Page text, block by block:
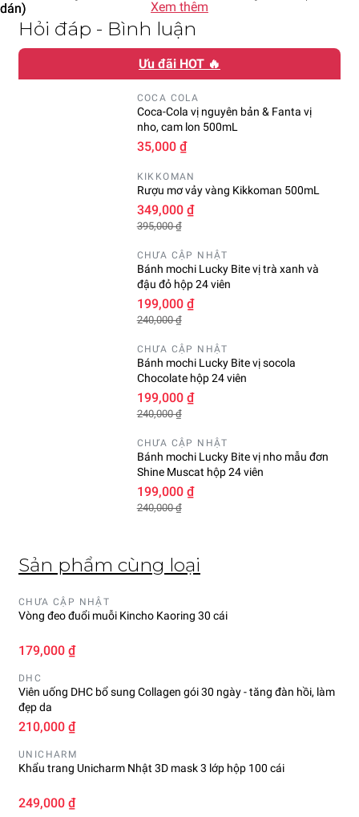
Xem thêm
Hỏi đáp - Bình luận
Ưu đãi HOT 🔥
COCA COLA
Coca-Cola vị nguyên bản & Fanta vị
nho, cam lon 500mL
35,000 ₫
KIKKOMAN
Rượu mơ vảy vàng Kikkoman 500mL
349,000 ₫
395,000 ₫
CHƯA CẬP NHẬT
Bánh mochi Lucky Bite vị trà xanh và
đậu đỏ hộp 24 viên
199,000 ₫
240,000 ₫
CHƯA CẬP NHẬT
Bánh mochi Lucky Bite vị socola
Chocolate hộp 24 viên
199,000 ₫
240,000 ₫
CHƯA CẬP NHẬT
Bánh mochi Lucky Bite vị nho mẫu đơn
Shine Muscat hộp 24 viên
199,000 ₫
240,000 ₫
Sản phẩm cùng loại
CHƯA CẬP NHẬT
Vòng đeo đuổi muỗi Kincho Kaoring 30 cái
179,000 ₫
DHC
Viên uống DHC bổ sung Collagen gói 30 ngày - tăng đàn hồi, làm
đẹp da
210,000 ₫
UNICHARM
Khẩu trang Unicharm Nhật 3D mask 3 lớp hộp 100 cái
249,000 ₫